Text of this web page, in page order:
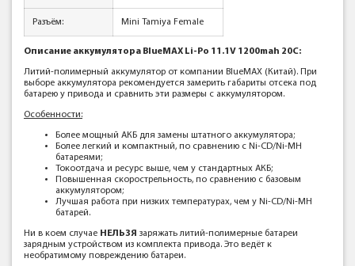
Разъём: Mini Tamiya Female
Описание аккумулятора BlueMAX Li-Po 11.1V 1200mah 20C:
Литий-полимерный аккумулятор от компании BlueMAX (Китай). При
выборе аккумулятора рекомендуется замерить габариты отсека под
батарею у привода и сравнить эти размеры с аккумулятором.
Особенности:
Более мощный АКБ для замены штатного аккумулятора;
Более легкий и компактный, по сравнению с Ni-CD/Ni-MH
батареями;
Токоотдача и ресурс выше, чем у стандартных АКБ;
Повышенная скорострельность, по сравнению с базовым
аккумулятором;
Лучшая работа при низких температурах, чем у Ni-CD/Ni-MH
батарей.
Ни в коем случае НЕЛЬЗЯ заряжать литий-полимерные батареи
зарядным устройством из комплекта привода. Это ведёт к
необратимому повреждению батареи.